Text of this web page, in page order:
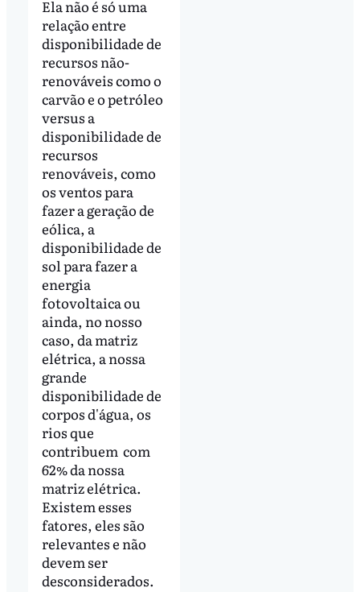
Ela não é só uma
relação entre
disponibilidade de
recursos não-
renováveis como o
carvão e o petróleo
versus a
disponibilidade de
recursos
renováveis, como
os ventos para
fazer a geração de
eólica, a
disponibilidade de
sol para fazer a
energia
fotovoltaica ou
ainda, no nosso
caso, da matriz
elétrica, a nossa
grande
disponibilidade de
corpos d'água, os
rios que
contribuem com
62% da nossa
matriz elétrica.
Existem esses
fatores, eles são
relevantes e não
devem ser
desconsiderados.